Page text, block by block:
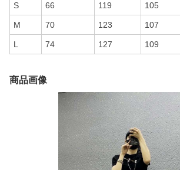
S 66 119 105
M 70 123 107
L 74 127 109
商品画像